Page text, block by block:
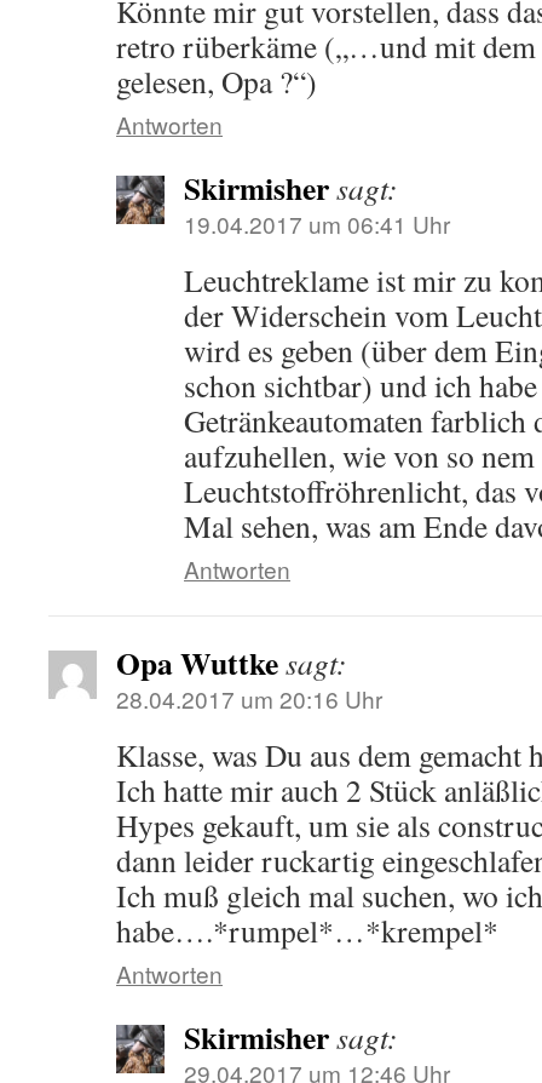
Könnte mir gut vorstellen, dass
retro rüberkäme („…und mit
gelesen, Opa ?“)
Antworten
Skirmishersagt:
19.04.2017 um 06:41 Uhr
Leuchtreklame ist mir zu
der Widerschein vom
wird es geben (über dem
schon sichtbar) und ich
Getränkeautomaten farblich
aufzuhellen, wie von so
Leuchtstoffröhrenlicht, das
Mal sehen, was am Ende
Antworten
Opa Wuttkesagt:
28.04.2017 um 20:16 Uhr
Klasse, was Du aus dem gemacht
Ich hatte mir auch 2 Stück
Hypes gekauft, um sie als
dann leider ruckartig
Ich muß gleich mal suchen, wo
habe….*rumpel*…*krempel*
Antworten
Skirmishersagt:
29.04.2017 um 12:46 Uhr